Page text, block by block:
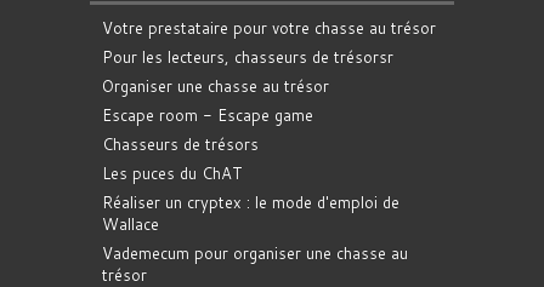
Votre prestataire pour votre chasse au trésor
Pour les lecteurs, chasseurs de trésorsr
Organiser une chasse au trésor
Escape room - Escape game
Chasseurs de trésors
Les puces du ChAT
Réaliser un cryptex : le mode d'emploi de
Wallace
Vademecum pour organiser une chasse au
trésor